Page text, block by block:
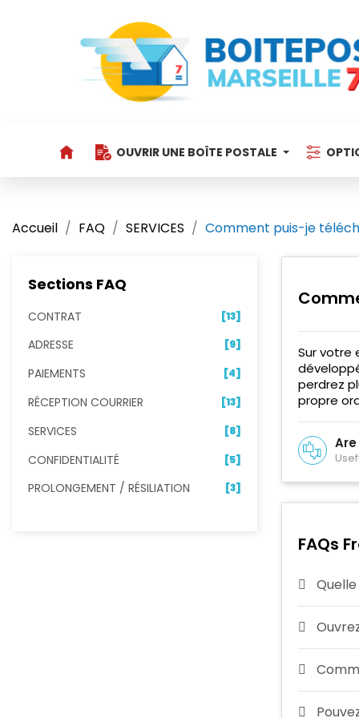
OUVRIR UNE BOÎTE POSTALE
Accueil FAQ SERVICES Comment puis-je
Sections FAQ
CONTRAT [13]
ADRESSE [9]
PAIEMENTS [4]
RÉCEPTION COURRIER [13]
SERVICES [8]
CONFIDENTIALITÉ [5]
PROLONGEMENT / RÉSILIATION [3]
Sur votre
perdrez
propre
FAQs